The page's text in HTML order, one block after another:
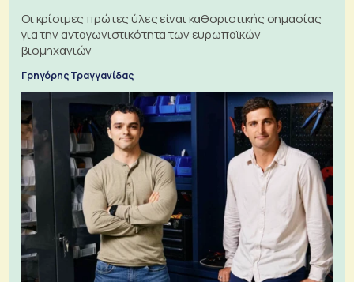
Οι κρίσιμες πρώτες ύλες είναι καθοριστικής σημασίας
για την ανταγωνιστικότητα των ευρωπαϊκών
βιομηχανιών
Γρηγόρης Τραγγανίδας